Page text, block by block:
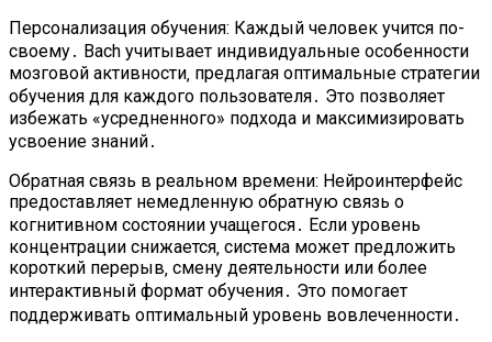
Персонализация обучения: Каждый человек учится по-
своему․ Bach учитывает индивидуальные особенности
мозговой активности‚ предлагая оптимальные стратегии
обучения для каждого пользователя․ Это позволяет
избежать «усредненного» подхода и максимизировать
усвоение знаний․
Обратная связь в реальном времени: Нейроинтерфейс
предоставляет немедленную обратную связь о
когнитивном состоянии учащегося․ Если уровень
концентрации снижается‚ система может предложить
короткий перерыв‚ смену деятельности или более
интерактивный формат обучения․ Это помогает
поддерживать оптимальный уровень вовлеченности․